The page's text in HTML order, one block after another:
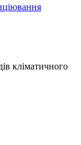
кліматичного